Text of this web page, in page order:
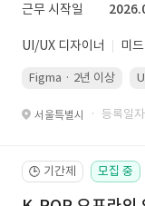
근무 시작일
UI/UX 디자이너 미
Figma · 2년 이상
서울특별시 · 등록일
🕒 기간제 모집 중